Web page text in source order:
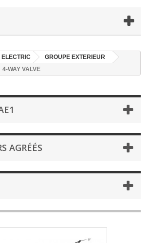
ELECTRIC
GROUPE EXTERIEUR
4-WAY VALVE
AGRÉÉS